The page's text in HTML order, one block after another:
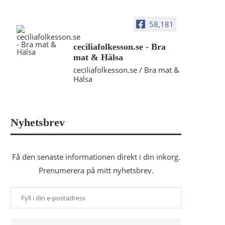
58,181
ceciliafolkesson.se - Bra
mat & Hälsa
ceciliafolkesson.se / Bra mat &
Hälsa
Nyhetsbrev
Få den senaste informationen direkt i din inkorg.
Prenumerera på mitt nyhetsbrev.